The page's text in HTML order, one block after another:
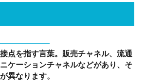
点を指す言葉。販売チャネル、流通
ケーションチャネルなどがあり、そ
異なります。